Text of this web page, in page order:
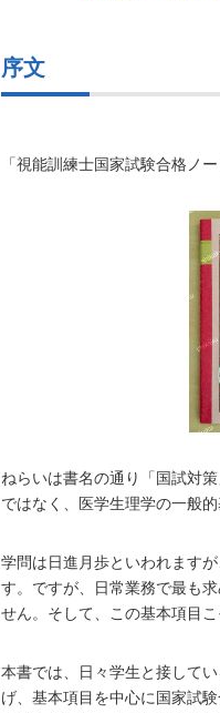
序文
「視能訓練士国家試験合格ノ
ねらいは書名の通り「国試対
ではなく、医学生理学の一般
学問は日進月歩といわれます
す。ですが、日常業務で最も
せん。そして、この基本項目
本書では、日々学生と接して
げ、基本項目を中心に国家試